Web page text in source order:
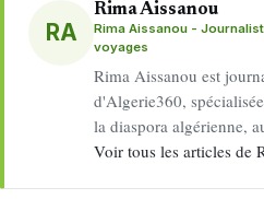
RA
Rima Aissanou
Rima Aissanou -
voyages
Rima Aissanou est
d'Algerie360,
la diaspora algérienne,
Voir tous les articles de